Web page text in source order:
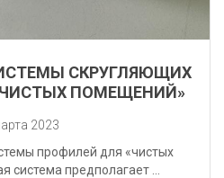
СКРУГЛЯЮЩИХ
ПОМЕЩЕНИЙ»
2023
профилей для «чистых
предполагает ...